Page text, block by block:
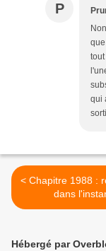
P
qui
< Chapitre 1988 : ressentir ,
dans
Hébergé par